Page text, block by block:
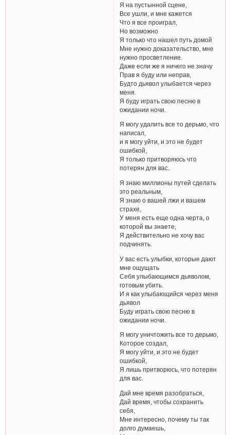
Я на пустынной сцене,
Все ушли, и мне кажется
Что я все проиграл,
Но возможно
Я только что нашел путь домой
Мне нужно доказательство, мне
нужно просветление.
Даже если же я ничего не значу
Прав я буду или неправ,
Будто дьявол улыбается через
меня.
Я буду играть свою песню в
ожидании ночи.
Я могу удалить все то дерьмо, что
написал,
и я могу уйти, и это не будет
ошибкой,
Я только притворяюсь что
потерян для вас.
Я знаю миллионы путей сделать
это реальным,
Я знаю о вашей лжи и вашем
страхе,
У меня есть еще одна черта, о
которой вы знаете,
Я действительно не хочу вас
подчинять.
У вас есть улыбки, которые дают
мне ощущать
Себя улыбающимся дьяволом,
готовым убить.
И я как улыбающийся через меня
дьявол
Буду играть свою песню в
ожидании ночи.
Я могу уничтожить все то дерьмо,
Которое создал,
Я могу уйти, и это не будет
ошибкой,
Я лишь притворюсь, что потерян
для вас.
Дай мне время разобраться,
Дай время, чтобы сохранить
себя,
Мне интересно, почему ты так
долго думаешь,